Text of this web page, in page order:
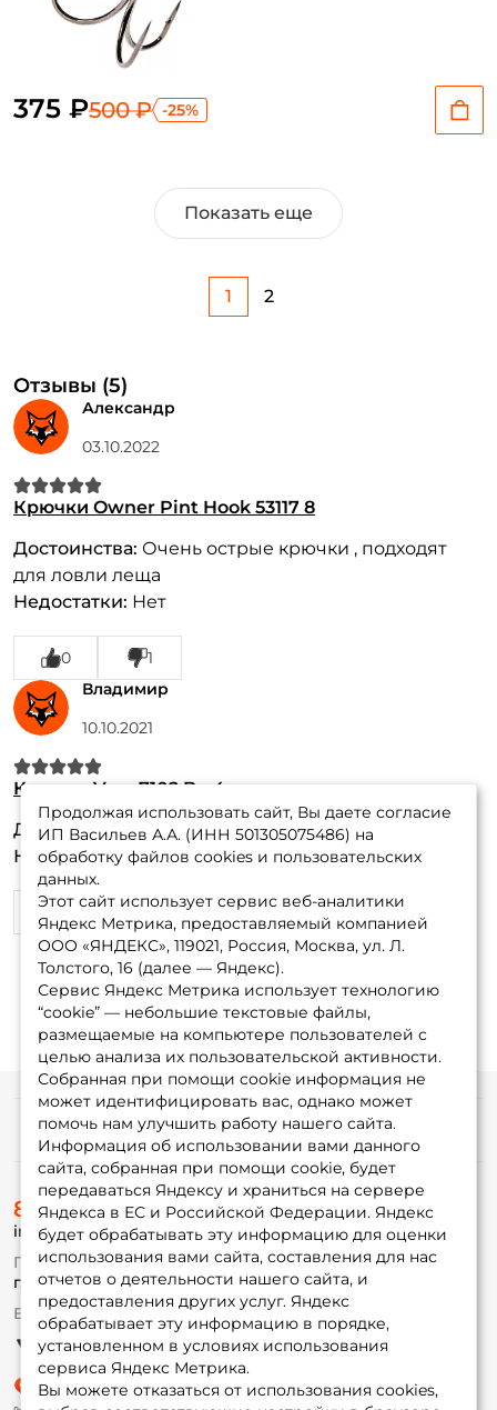
375 ₽500 ₽ -25%
Показать еще
1 2
Отзывы (5)
Александр
03.10.2022
Крючки Owner Pint Hook 53117 8
Достоинства: Очень острые крючки , подходят
для ловли леща
Недостатки: Нет
0
1
Владимир
10.10.2021
Крючки Vmc 7102 Bn 4
Достоинства:Острые, уловистые
Недостатки: Нет
1 0
Продолжая использовать сайт, Вы даете согласие
ИП Васильев А.А. (ИНН 501305075486) на
обработку файлов cookies и пользовательских
данных.
Этот сайт использует сервис веб-аналитики
Яндекс Метрика, предоставляемый компанией
ООО «ЯНДЕКС», 119021, Россия, Москва, ул. Л.
Толстого, 16 (далее — Яндекс).
Сервис Яндекс Метрика использует технологию
“cookie” — небольшие текстовые файлы,
размещаемые на компьютере пользователей с
целью анализа их пользовательской активности.
Собранная при помощи cookie информация не
может идентифицировать вас, однако может
помочь нам улучшить работу нашего сайта.
Информация об использовании вами данного
сайта, собранная при помощи cookie, будет
передаваться Яндексу и храниться на сервере
Яндекса в ЕС и Российской Федерации. Яндекс
будет обрабатывать эту информацию для оценки
использования вами сайта, составления для нас
отчетов о деятельности нашего сайта, и
предоставления других услуг. Яндекс
обрабатывает эту информацию в порядке,
установленном в условиях использования
сервиса Яндекс Метрика.
Вы можете отказаться от использования cookies,
Информация
О магазине
Доставка
Оплата
Fox-bonus
Гуру
Партнерская программа
8 (495) 532-77-88
info@foxfishing.ru
По вопросам с заказом
г. Москва, ул. Плеханова д.7
Ежедневно 10:00 до 20:00